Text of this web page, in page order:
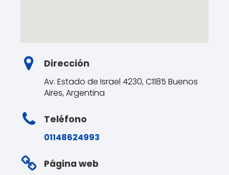
Dirección
Av. Estado de Israel 4230, C1185 Buenos
Aires, Argentina
Teléfono
01148624993
Página web